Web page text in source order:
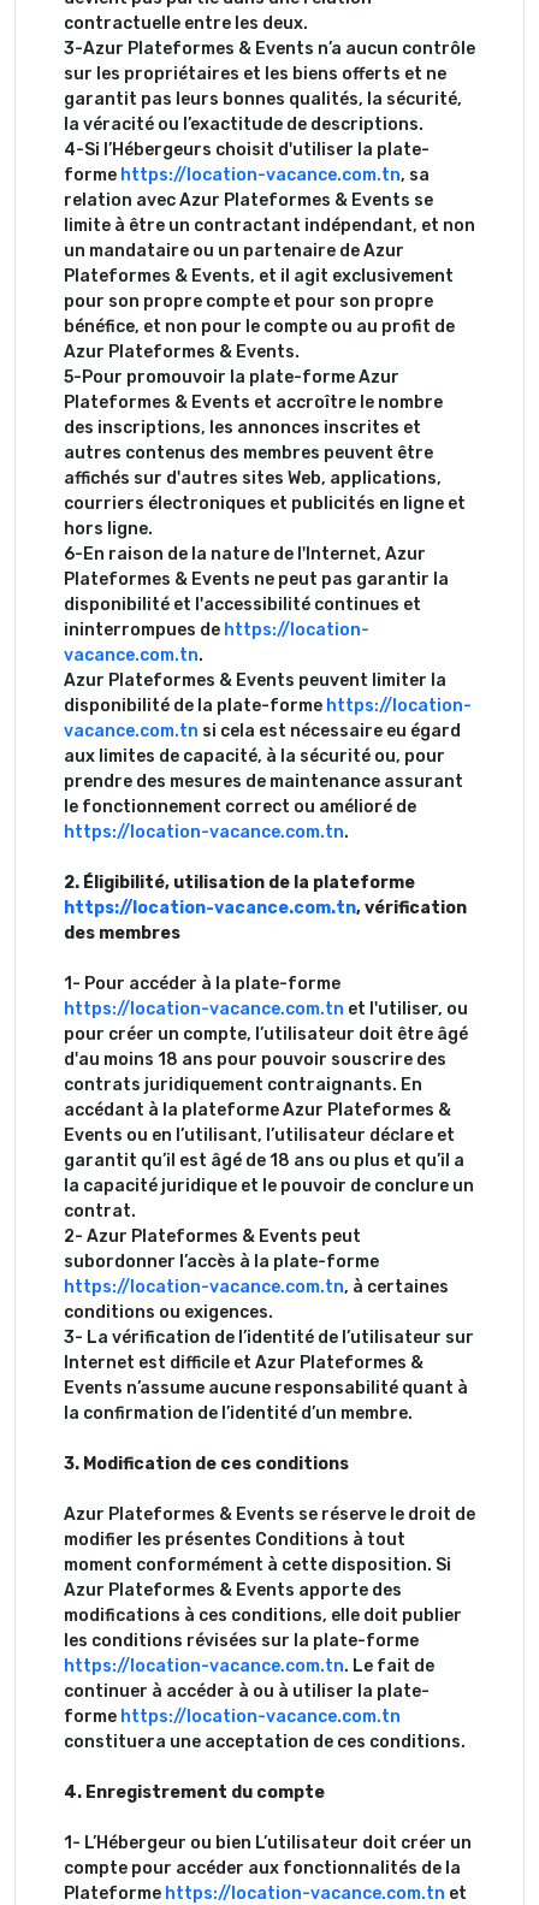
contractuelle entre les deux.
3-Azur Plateformes & Events n’a aucun contrôle
sur les propriétaires et les biens offerts et ne
garantit pas leurs bonnes qualités, la sécurité,
la véracité ou l’exactitude de descriptions.
4-Si l’Hébergeurs choisit d'utiliser la plate-
forme https://location-vacance.com.tn, sa
relation avec Azur Plateformes & Events se
limite à être un contractant indépendant, et non
un mandataire ou un partenaire de Azur
Plateformes & Events, et il agit exclusivement
pour son propre compte et pour son propre
bénéfice, et non pour le compte ou au profit de
Azur Plateformes & Events.
5-Pour promouvoir la plate-forme Azur
Plateformes & Events et accroître le nombre
des inscriptions, les annonces inscrites et
autres contenus des membres peuvent être
affichés sur d'autres sites Web, applications,
courriers électroniques et publicités en ligne et
hors ligne.
6-En raison de la nature de l'Internet, Azur
Plateformes & Events ne peut pas garantir la
disponibilité et l'accessibilité continues et
ininterrompues de https://location-
vacance.com.tn.
Azur Plateformes & Events peuvent limiter la
disponibilité de la plate-forme https://location-
vacance.com.tn si cela est nécessaire eu égard
aux limites de capacité, à la sécurité ou, pour
prendre des mesures de maintenance assurant
le fonctionnement correct ou amélioré de
https://location-vacance.com.tn.
2. Éligibilité, utilisation de la plateforme
https://location-vacance.com.tn, vérification
des membres
1- Pour accéder à la plate-forme
https://location-vacance.com.tn et l'utiliser, ou
pour créer un compte, l’utilisateur doit être âgé
d'au moins 18 ans pour pouvoir souscrire des
contrats juridiquement contraignants. En
accédant à la plateforme Azur Plateformes &
Events ou en l’utilisant, l’utilisateur déclare et
garantit qu’il est âgé de 18 ans ou plus et qu’il a
la capacité juridique et le pouvoir de conclure un
contrat.
2- Azur Plateformes & Events peut
subordonner l’accès à la plate-forme
https://location-vacance.com.tn, à certaines
conditions ou exigences.
3- La vérification de l’identité de l’utilisateur sur
Internet est difficile et Azur Plateformes &
Events n’assume aucune responsabilité quant à
la confirmation de l’identité d’un membre.
3. Modification de ces conditions
Azur Plateformes & Events se réserve le droit de
modifier les présentes Conditions à tout
moment conformément à cette disposition. Si
Azur Plateformes & Events apporte des
modifications à ces conditions, elle doit publier
les conditions révisées sur la plate-forme
https://location-vacance.com.tn. Le fait de
continuer à accéder à ou à utiliser la plate-
forme https://location-vacance.com.tn
constituera une acceptation de ces conditions.
4. Enregistrement du compte
1- L’Hébergeur ou bien L’utilisateur doit créer un
compte pour accéder aux fonctionnalités de la
Plateforme https://location-vacance.com.tn et